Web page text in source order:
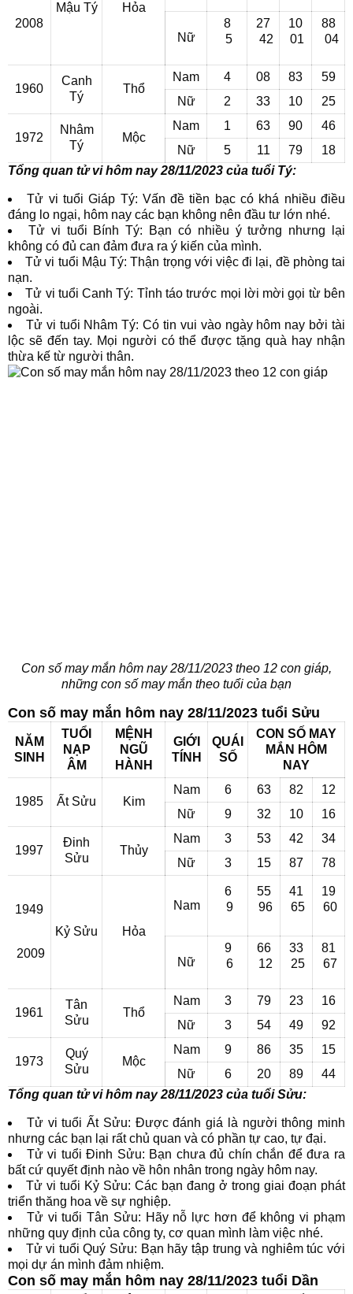
2008
Mậu Tý Hỏa
Nữ
8
5
27
42
10
01
88
04
1960
Canh
Tý
Thổ
Nam 4 08 83
59
Nữ
2 33 10 25
1972
Nhâm
Tý
Mộc
Nam 1 63 90
46
Nữ
5 11 79
18
Tổng quan tử vi hôm nay 28/11/2023 của tuổi Tý:
Tử vi tuổi Giáp Tý: Vấn đề tiền bạc có khá nhiều điều
đáng lo ngại, hôm nay các bạn không nên đầu tư lớn nhé.
Tử vi tuổi Bính Tý: Bạn có nhiều ý tưởng nhưng lại
không có đủ can đảm đưa ra ý kiến của mình.
Tử vi tuổi Mậu Tý: Thận trọng với việc đi lại, đề phòng tai
nạn.
Tử vi tuổi Canh Tý: Tỉnh táo trước mọi lời mời gọi từ bên
ngoài.
Tử vi tuổi Nhâm Tý: Có tin vui vào ngày hôm nay bởi tài
lộc sẽ đến tay. Mọi người có thể được tặng quà hay nhận
thừa kế từ người thân.
Con số may mắn hôm nay 28/11/2023 theo 12 con giáp,
những con số may mắn theo tuổi của bạn
Con số may mắn hôm nay 28/11/2023 tuổi Sửu
NĂM
SINH
TUỔI
NẠP
ÂM
MỆNH
NGŨ
HÀNH
GIỚI
TÍNH
QUÁI
SỐ
CON SỐ MAY
MẮN HÔM
NAY
1985 Ất Sửu Kim
Nam 6 63 82
12
Nữ
9 32 10 16
1997
Đinh
Sửu
Thủy
Nam 3 53 42
34
Nữ
3 15 87 78
1949
2009
Kỷ Sửu Hỏa
Nam
6
9
55
96
41
65
19
60
Nữ
9
6
66
12
33
25
81
67
1961
Tân
Sửu
Thổ
Nam 3 79 23
16
Nữ
3 54 49 92
1973
Quý
Sửu
Mộc
Nam 9 86 35
15
Nữ
6 20 89
44
Tổng quan tử vi hôm nay 28/11/2023 của tuổi Sửu:
Tử vi tuổi Ất Sửu: Được đánh giá là người thông minh
nhưng các bạn lại rất chủ quan và có phần tự cao, tự đại.
Tử vi tuổi Đinh Sửu: Bạn chưa đủ chín chắn để đưa ra
bất cứ quyết định nào về hôn nhân trong ngày hôm nay.
Tử vi tuổi Kỷ Sửu: Các bạn đang ở trong giai đoạn phát
triển thăng hoa về sự nghiệp.
Tử vi tuổi Tân Sửu: Hãy nỗ lực hơn để không vi phạm
những quy định của công ty, cơ quan mình làm việc nhé.
Tử vi tuổi Quý Sửu: Bạn hãy tập trung và nghiêm túc với
mọi dự án mình đảm nhiệm.
Con số may mắn hôm nay 28/11/2023 tuổi Dần